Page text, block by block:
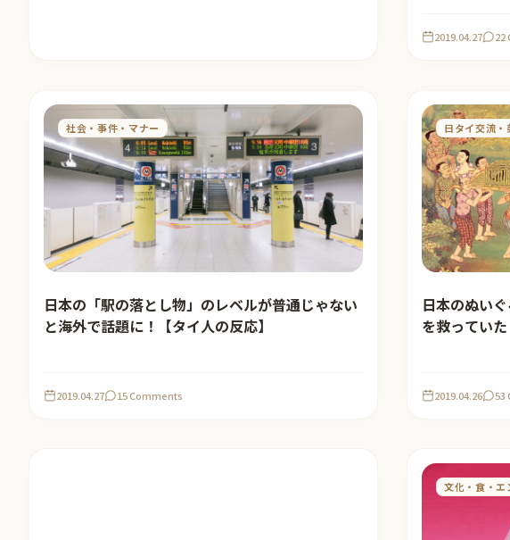
2019.04.27 22
社会・事件・マナー
日本の「駅の落とし物」のレベルが普通じゃない
と海外で話題に！【タイ人の反応】
2019.04.27 15 Comments
日タイ交流・
日本のぬい
を救っていた
2019.04.26 53
文化・食・エ